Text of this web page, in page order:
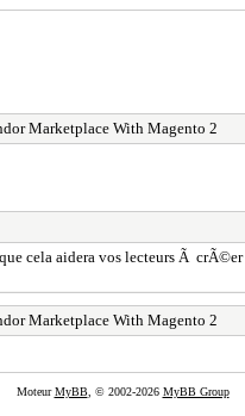
Marketplace With Magento 2
cela aidera vos lecteurs Ã crÃ©er
Marketplace With Magento 2
MoteurMyBB, © 2002-2026 MyBB Group